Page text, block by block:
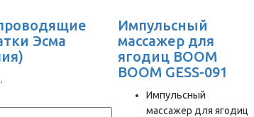
Эсма
Импульсный
массажер для
ягодиц BOOM
BOOM GESS-091
Импульсный
массажер для ягодиц